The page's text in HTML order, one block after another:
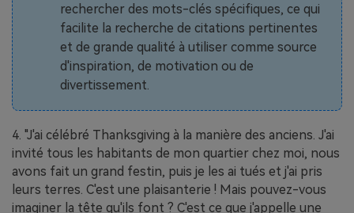
rechercher des mots-clés spécifiques, ce qui
facilite la recherche de citations pertinentes
et de grande qualité à utiliser comme source
d'inspiration, de motivation ou de
divertissement.
4. "J'ai célébré Thanksgiving à la manière des anciens. J'ai
invité tous les habitants de mon quartier chez moi, nous
avons fait un grand festin, puis je les ai tués et j'ai pris
leurs terres. C'est une plaisanterie ! Mais pouvez-vous
imaginer la tête qu'ils font ? C'est ce que j'appelle une